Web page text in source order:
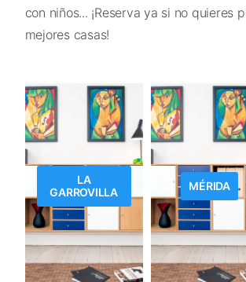
con niños... ¡Reserva ya si no quieres
mejores casas!
LA
GARROVILLA
MÉRIDA